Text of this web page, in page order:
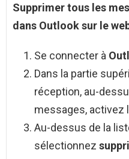
Supprimer tous les
dans Outlooksur le
Se connecter à
Dans la partie
réception, au-
messages, activez
Au-dessus de la
sélectionnez